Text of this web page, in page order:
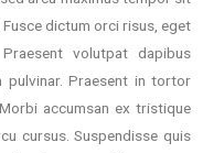
g
s
u
l
l
s
dictum orci risus, eget
volutpat dapibus
pulvinar. Praesent in tortor
accumsan ex tristique
cursus. Suspendisse quis